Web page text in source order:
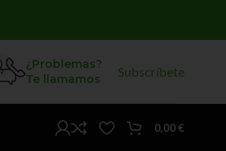
¿Problemas?
Te llamamos
Subscríbete
0,00€